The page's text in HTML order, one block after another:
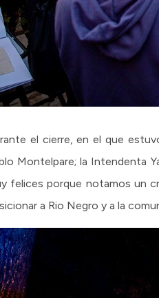
el cierre, en el que
Montelpare; la Intendenta
felices porque notamos un
a Rio Negro y a la